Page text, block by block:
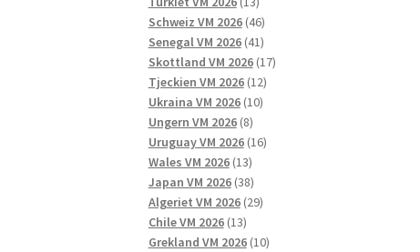
produkter
Schweiz VM 2026 4646
produkter
Senegal VM 2026 4141
produkter
Skottland VM 2026 1717
Tjeckien VM 2026 1212
produkter
Ukraina VM 2026 1010
Ungern VM 2026 88
produkter
Uruguay VM 2026 1616
Wales VM 2026 1313
produkter
Japan VM 2026 3838
produkter
Algeriet VM 2026 2929
Chile VM 2026 1313
produkter
Grekland VM 2026 1010